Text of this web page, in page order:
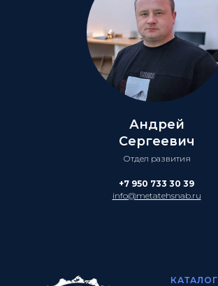
Андрей
Сергеевич
Отдел развития
+7 950 733 30 39
info@metatehsnab.ru
КАТАЛОГ